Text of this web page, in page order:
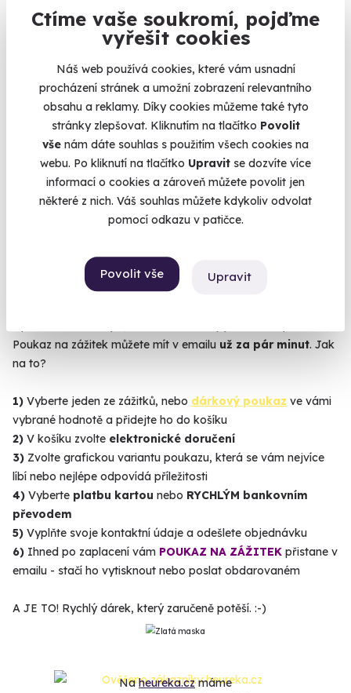
Ctíme vaše soukromí, pojďme
vyřešit cookies
Náš web používá cookies, které vám usnadní
procházení stránek a umožní zobrazení relevantního
obsahu a reklamy. Díky cookies můžeme také tyto
stránky zlepšovat. Kliknutím na tlačítko Povolit
vše nám dáte souhlas s použitím všech cookies na
webu. Po kliknutí na tlačítko Upravit se dozvíte více
informací o cookies a zároveň můžete povolit jen
některé z nich. Váš souhlas můžete kdykoliv odvolat
pomocí odkazu v patičce.
Povolit vše Upravit
Venkovní úniková hra: Vinařská cyklo-
únikovka
Nezapomenutelný den plný záhad, čerstvého vzduchu a
sklenky výborného vína
Němčičky (+ 1 další lokalita)
990 Kč
Zobrazit zážitky na mapě
Poukaz na zážitek můžete mít v emailu už za pár minut. Jak
na to?
1) Vyberte jeden ze zážitků, nebo dárkový poukaz ve vámi
vybrané hodnotě a přidejte ho do košíku
2) V košíku zvolte elektronické doručení
3) Zvolte grafickou variantu poukazu, která se vám nejvíce
líbí nebo nejlépe odpovídá příležitosti
4) Vyberte platbu kartou nebo RYCHLÝM bankovním
převodem
5) Vyplňte svoje kontaktní údaje a odešlete objednávku
6) Ihned po zaplacení vám POUKAZ NA ZÁŽITEK přistane v
emailu - stačí ho vytisknout nebo poslat obdarovaném
A JE TO! Rychlý dárek, který zaručeně potěší. :-)
Naheureka.czmáme